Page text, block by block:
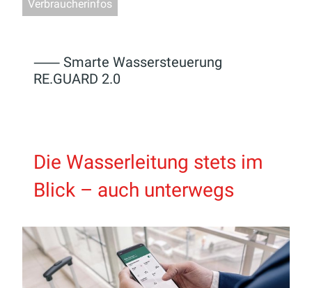
Verbraucherinfos
⸺ Smarte Wassersteuerung
RE.GUARD 2.0
Die Wasserleitung stets im
Blick – auch unterwegs